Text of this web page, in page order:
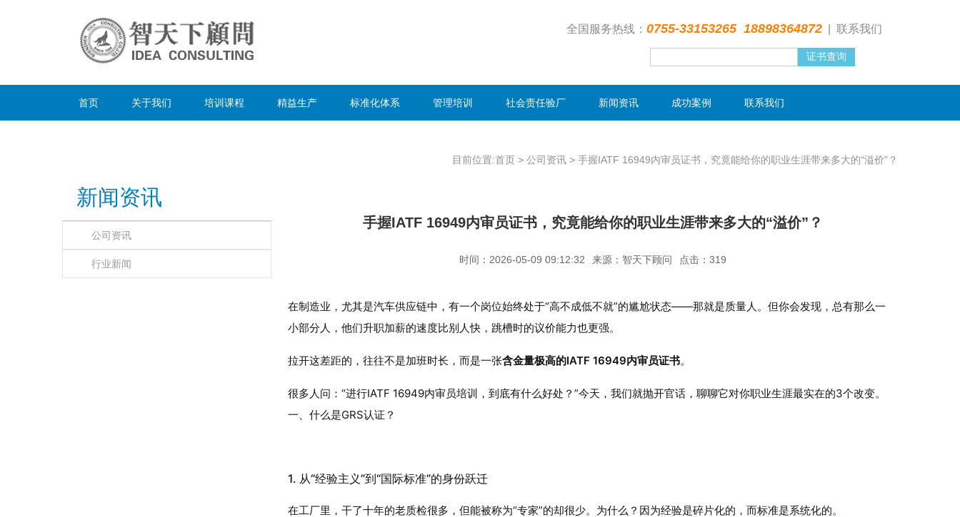
全国服务热线： 0755-33153265 18898364872 联系我们
首页 关于我们 培训课程 精益生产 标准化体系 管理培训 社会责任验厂 新闻资讯 成功案例 联系我们
目前位置:首页 > 公司资讯 > 手握IATF 16949内审员证书，究竟能给你的职业生涯带来多大的“溢价”？
手握IATF 16949内审员证书，究竟能给你的职业生涯带来多大的“溢价”？
时间：2026-05-09 09:12:32 来源：智天下顾问 点击：319
在制造业，尤其是汽车供应链中，有一个岗位始终处于“高不成低不就”的尴尬状态——那就是质量人。但你会发现，总有那么一
小部分人，他们升职加薪的速度比别人快，跳槽时的议价能力也更强。
拉开这差距的，往往不是加班时长，而是一张含金量极高的IATF 16949内审员证书。
很多人问：“进行IATF 16949内审员培训，到底有什么好处？”今天，我们就抛开官话，聊聊它对你职业生涯最实在的3个改变。
一、什么是GRS认证 ？
1. 从“经验主义”到“国际标准”的身份跃迁
在工厂里，干了十年的老质检很多，但能被称为“专家”的却很少。为什么？因为经验是碎片化的，而标准是系统化的。
新闻资讯
公司资讯
行业新闻